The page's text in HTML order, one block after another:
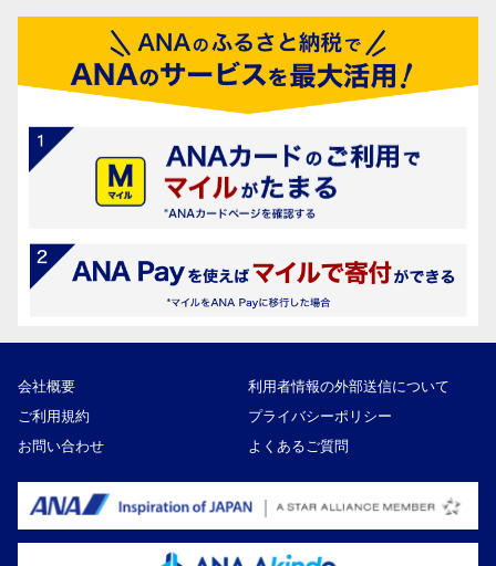
会社概要
利用者情報の外部送信について
ご利用規約
プライバシーポリシー
お問い合わせ
よくあるご質問